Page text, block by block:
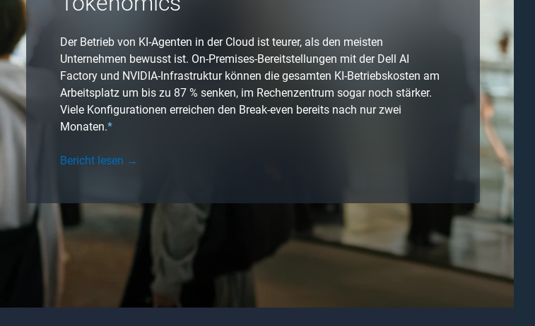
Der Betrieb von KI-Agenten in der Cloud ist teurer, als den meisten
Unternehmen bewusst ist. On-Premises-Bereitstellungen mit der Dell AI
Factory und NVIDIA-Infrastruktur können die gesamten KI-Betriebskosten am
Arbeitsplatz um bis zu 87 % senken, im Rechenzentrum sogar noch stärker.
Viele Konfigurationen erreichen den Break-even bereits nach nur zwei
Monaten.*
Bericht lesen →